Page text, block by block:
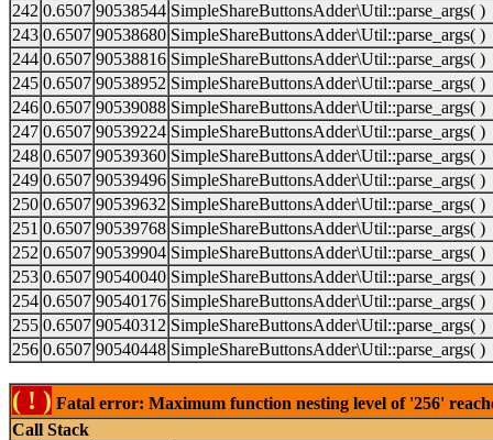
242 0.6507 90538544 SimpleShareButtonsAdder\Util::parse_args( )
243 0.6507 90538680 SimpleShareButtonsAdder\Util::parse_args( )
244 0.6507 90538816 SimpleShareButtonsAdder\Util::parse_args( )
245 0.6507 90538952 SimpleShareButtonsAdder\Util::parse_args( )
246 0.6507 90539088 SimpleShareButtonsAdder\Util::parse_args( )
247 0.6507 90539224 SimpleShareButtonsAdder\Util::parse_args( )
248 0.6507 90539360 SimpleShareButtonsAdder\Util::parse_args( )
249 0.6507 90539496 SimpleShareButtonsAdder\Util::parse_args( )
250 0.6507 90539632 SimpleShareButtonsAdder\Util::parse_args( )
251 0.6507 90539768 SimpleShareButtonsAdder\Util::parse_args( )
252 0.6507 90539904 SimpleShareButtonsAdder\Util::parse_args( )
253 0.6507 90540040 SimpleShareButtonsAdder\Util::parse_args( )
254 0.6507 90540176 SimpleShareButtonsAdder\Util::parse_args( )
255 0.6507 90540312 SimpleShareButtonsAdder\Util::parse_args( )
256 0.6507 90540448 SimpleShareButtonsAdder\Util::parse_args( )
( ! ) Fatal error: Maximum function nesting level of '256'
Call Stack